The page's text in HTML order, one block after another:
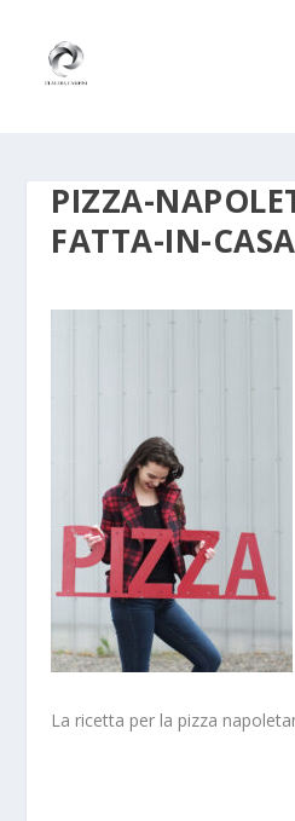
PIZZA-
FATTA-IN-CASA
La ricetta per la pizza